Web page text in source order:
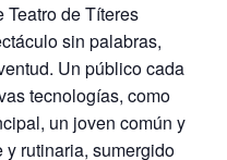
Teatro de Títeres
sin palabras,
Un público cada
tecnologías, como
un joven común y
rutinaria, sumergido